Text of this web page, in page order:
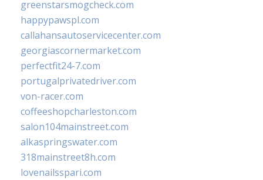
greenstarsmogcheck.com
happypawspl.com
callahansautoservicecenter.com
georgiascornermarket.com
perfectfit24-7.com
portugalprivatedriver.com
von-racer.com
coffeeshopcharleston.com
salon104mainstreet.com
alkaspringswater.com
318mainstreet8h.com
lovenailsspari.com